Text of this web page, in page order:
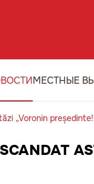
МЕСТНЫЕ
„Voronin